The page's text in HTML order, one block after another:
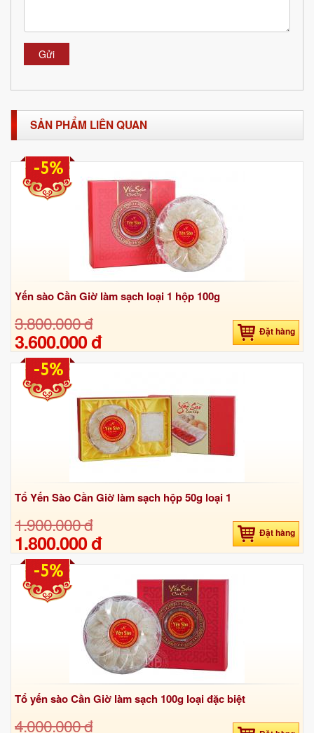
Gửi
SẢN PHẨM LIÊN QUAN
Yến sào Cần Giờ làm sạch loại 1 hộp 100g
3.800.000 đ
3.600.000 đ Đặt hàng
-5%
Tổ Yến Sào Cần Giờ làm sạch hộp 50g loại 1
1.900.000 đ
1.800.000 đ Đặt hàng
-5%
Tổ yến sào Cần Giờ làm sạch 100g loại đặc biệt
4.000.000 đ
-5%